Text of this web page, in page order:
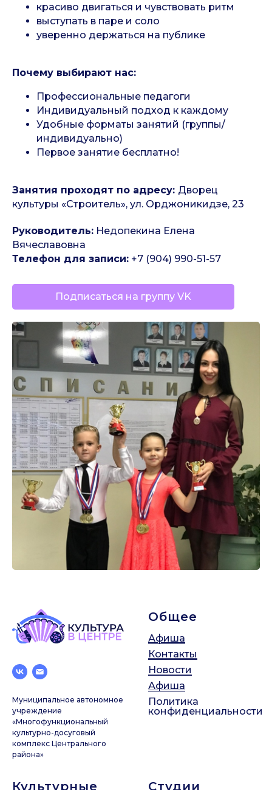
красиво двигаться и чувствовать ритм
выступать в паре и соло
уверенно держаться на публике
Почему выбирают нас:
Профессиональные педагоги
Индивидуальный подход к каждому
Удобные форматы занятий (группы/
индивидуально)
Первое занятие бесплатно!
Занятия проходят по адресу: Дворец
культуры «Строитель», ул. Орджоникидзе, 23
Руководитель: Недопекина Елена
Вячеславовна
Телефон для записи: +7 (904) 990-51-57
Подписаться на группу VK
Муниципальное автономное
учреждение
«Многофункциональный
культурно-досуговый
комплекс Центрального
района»
Общее
Афиша
Контакты
Новости
Афиша
Политика
конфиденциальности
Культурные Студии